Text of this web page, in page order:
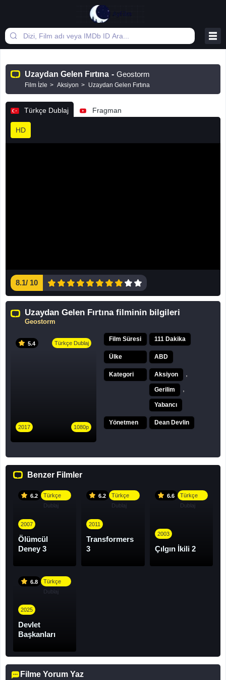
Uzaydan Gelen Fırtına - Geostorm
Film İzle Aksiyon Uzaydan Gelen Fırtına
Türkçe Dublaj Fragman
HD
8.1/ 10
Uzaydan Gelen Fırtına filminin bilgileri
Geostorm
5.4 Türkçe Dublaj
2017 1080p
Film Süresi 111 Dakika
Ülke ABD
Kategori Aksiyon
Gerilim
Yabancı
Yönetmen Dean Devlin
Benzer Filmler
6.2
Türkçe
Dublaj
2007
Ölümcül
Deney 3
6.2
Türkçe
Dublaj
2011
Transformers
3
6.6
Türkçe
Dublaj
2003
Çılgın İkili 2
6.8
Türkçe
Dublaj
2025
Devlet
Başkanları
Filme Yorum Yaz